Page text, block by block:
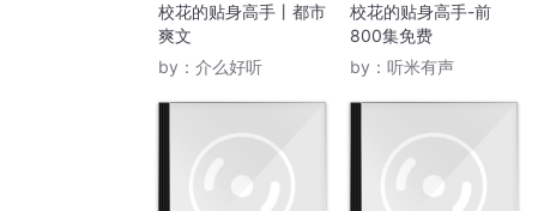
校花的贴身高手丨都市
爽文
by： 介么好听
校花的贴身高手-前
800集免费
by： 听米有声